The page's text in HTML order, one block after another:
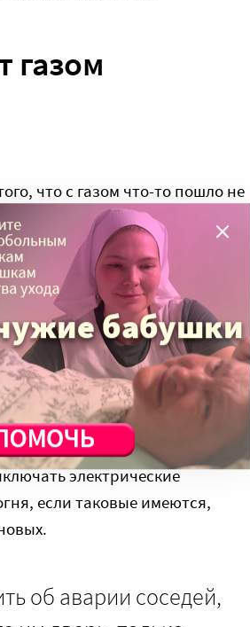
газом
что с газом что-то пошло не
показалось, звоните по
из загазованной квартиры
лучше взять документы, деньги
окна, по возможности
электрические
если таковые имеются,
об аварии соседей,